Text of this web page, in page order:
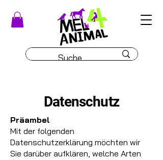
Datenschutz
Präambel
Mit der folgenden
Datenschutzerklärung möchten wir
Sie darüber aufklären, welche Arten